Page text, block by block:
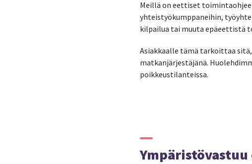
Meillä on eettiset
yhteistyökumppaneihin,
kilpailua tai muuta epäeettistä
Asiakkaalle tämä tarkoittaa
matkanjärjestäjänä.
poikkeustilanteissa.
Ympäristövastuu